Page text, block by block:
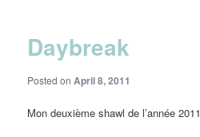
Daybreak
Posted on April 8, 2011
Mon deuxième shawl de l’année 2011